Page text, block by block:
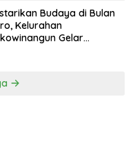
Budaya di Bulan
Kelurahan
Gelar